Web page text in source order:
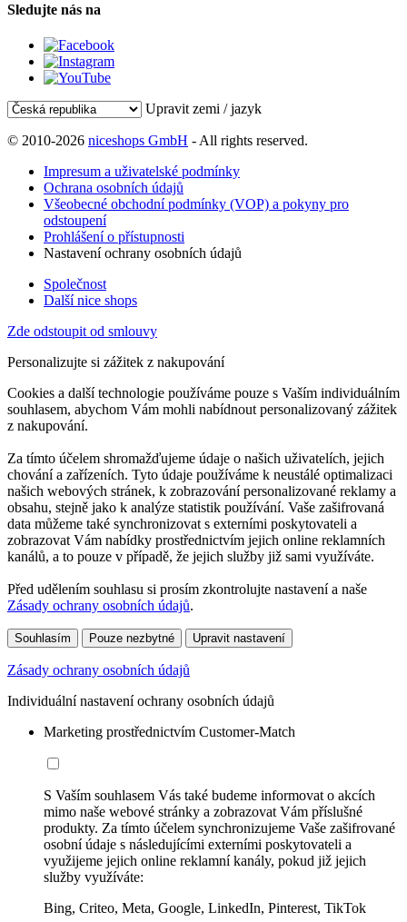
Sledujte nás na
Upravit zemi / jazyk
© 2010-2026 niceshops GmbH - All rights reserved.
Impresum a uživatelské podmínky
Ochrana osobních údajů
Všeobecné obchodní podmínky (VOP) a pokyny pro
odstoupení
Prohlášení o přístupnosti
Nastavení ochrany osobních údajů
Společnost
Další nice shops
Zde odstoupit od smlouvy
Personalizujte si zážitek z nakupování
Cookies a další technologie používáme pouze s Vaším individuálním
souhlasem, abychom Vám mohli nabídnout personalizovaný zážitek
z nakupování.
Za tímto účelem shromažďujeme údaje o našich uživatelích, jejich
chování a zařízeních. Tyto údaje používáme k neustálé optimalizaci
našich webových stránek, k zobrazování personalizované reklamy a
obsahu, stejně jako k analýze statistik používání. Vaše zašifrovaná
data můžeme také synchronizovat s externími poskytovateli a
zobrazovat Vám nabídky prostřednictvím jejich online reklamních
kanálů, a to pouze v případě, že jejich služby již sami využíváte.
Před udělením souhlasu si prosím zkontrolujte nastavení a naše
Zásady ochrany osobních údajů.
Souhlasím Pouze nezbytné Upravit nastavení
Zásady ochrany osobních údajů
Individuální nastavení ochrany osobních údajů
Marketing prostřednictvím Customer-Match
S Vaším souhlasem Vás také budeme informovat o akcích
mimo naše webové stránky a zobrazovat Vám příslušné
produkty. Za tímto účelem synchronizujeme Vaše zašifrované
osobní údaje s následujícími externími poskytovateli a
využijeme jejich online reklamní kanály, pokud již jejich
služby využíváte:
Bing, Criteo, Meta, Google, LinkedIn, Pinterest, TikTok